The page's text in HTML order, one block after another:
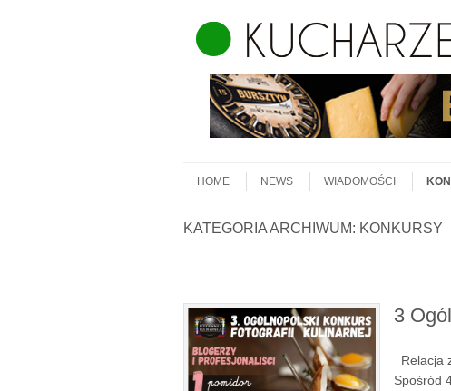
Menu
HOME
NEWS WIADOMOŚCI
KATEGORIA ARCHIWUM: KONKURSY
3
Relacja
Spośród